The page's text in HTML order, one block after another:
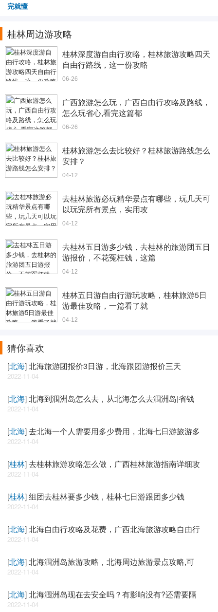
完就懂
桂林周边游攻略
桂林深度游自由行攻略，桂林旅游攻略四天
自由行路线，这一份攻略
06-26
广西旅游怎么玩，广西自由行攻略及路线，
怎么玩省心,看完这篇都
06-26
桂林旅游怎么去比较好？桂林旅游路线怎么
安排？
04-12
去桂林旅游必玩精华景点有哪些，玩几天可
以玩完所有景点，实用攻
04-12
去桂林五日游多少钱，去桂林的旅游团五日
游报价，不花冤枉钱，这篇
04-12
桂林五日游自由行游玩攻略，桂林旅游5日
游最佳攻略，一篇看了就
04-12
猜你喜欢
[北海]北海旅游团报价3日游，北海跟团游报价三天
2022-11-04
[北海]北海到涠洲岛怎么去，从北海怎么去涠洲岛|省钱
2022-11-04
[北海]去北海一个人需要用多少费用，北海七日游旅游多
2022-11-04
[桂林]去桂林旅游攻略怎么做，广西桂林旅游指南详细攻
2022-11-04
[桂林]组团去桂林要多少钱，桂林七日游跟团多少钱
2022-11-04
[北海]北海自由行攻略及花费，广西北海旅游攻略自由行
2022-11-04
[北海]北海涠洲岛旅游攻略，北海周边旅游景点攻略,可
2022-11-04
[北海]北海涠洲岛现在去安全吗？有影响没有?还需要隔
2022-11-04